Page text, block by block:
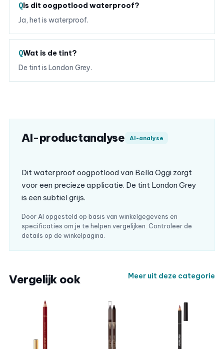
Is dit oogpotlood waterproof?
Ja, het is waterproof.
Wat is de tint?
De tint is London Grey.
AI-productanalyse AI-analyse
Dit waterproof oogpotlood van Bella Oggi zorgt
voor een precieze applicatie. De tint London Grey
is een subtiel grijs.
Door AI opgesteld op basis van winkelgegevens en
specificaties om je te helpen vergelijken. Controleer de
details op de winkelpagina.
Vergelijk ook Meer uit deze categorie